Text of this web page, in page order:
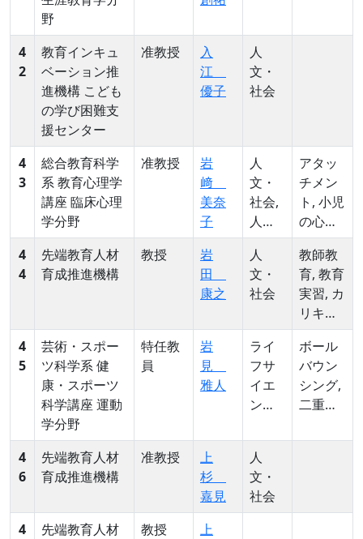
野
4
2
教育インキュ
ベーション推
進機構 こども
の学び困難支
援センター
准教授
入
江
優子
人
文・
社会
4
3
総合教育科学
系 教育心理学
講座 臨床心理
学分野
准教授
岩
﨑
美奈
子
人
文・
社会,
人
文・
社会
アタッ
チメン
ト, 小児
の心身
症, 移行
対象
4
4
先端教育人材
育成推進機構
教授
岩
田
康之
人
文・
社会
教師教
育, 教育
実習, カ
リキュ
ラム・
マネジ
メント
4
5
芸術・スポー
ツ科学系 健
康・スポーツ
科学講座 運動
学分野
特任教
員
岩
見
雅人
ライ
フサ
イエ
ンス,
フサ
イエ
ンス
ボール
バウン
シング,
二重課
性, 動作
4
6
先端教育人材
育成推進機構
准教授
上
杉
嘉見
人
文・
社会
4
先端教育人材
教授
上